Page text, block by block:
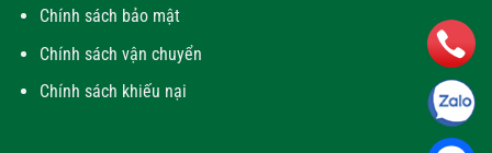
Chính sách bảo mật
Chính sách vận chuyển
Chính sách khiếu nại